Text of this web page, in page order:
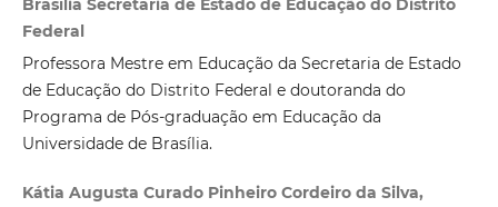
Brasília Secretaria de Estado de Educação do Distrito
Federal
Professora Mestre em Educação da Secretaria de Estado
de Educação do Distrito Federal e doutoranda do
Programa de Pós-graduação em Educação da
Universidade de Brasília.
Kátia Augusta Curado Pinheiro Cordeiro da Silva,